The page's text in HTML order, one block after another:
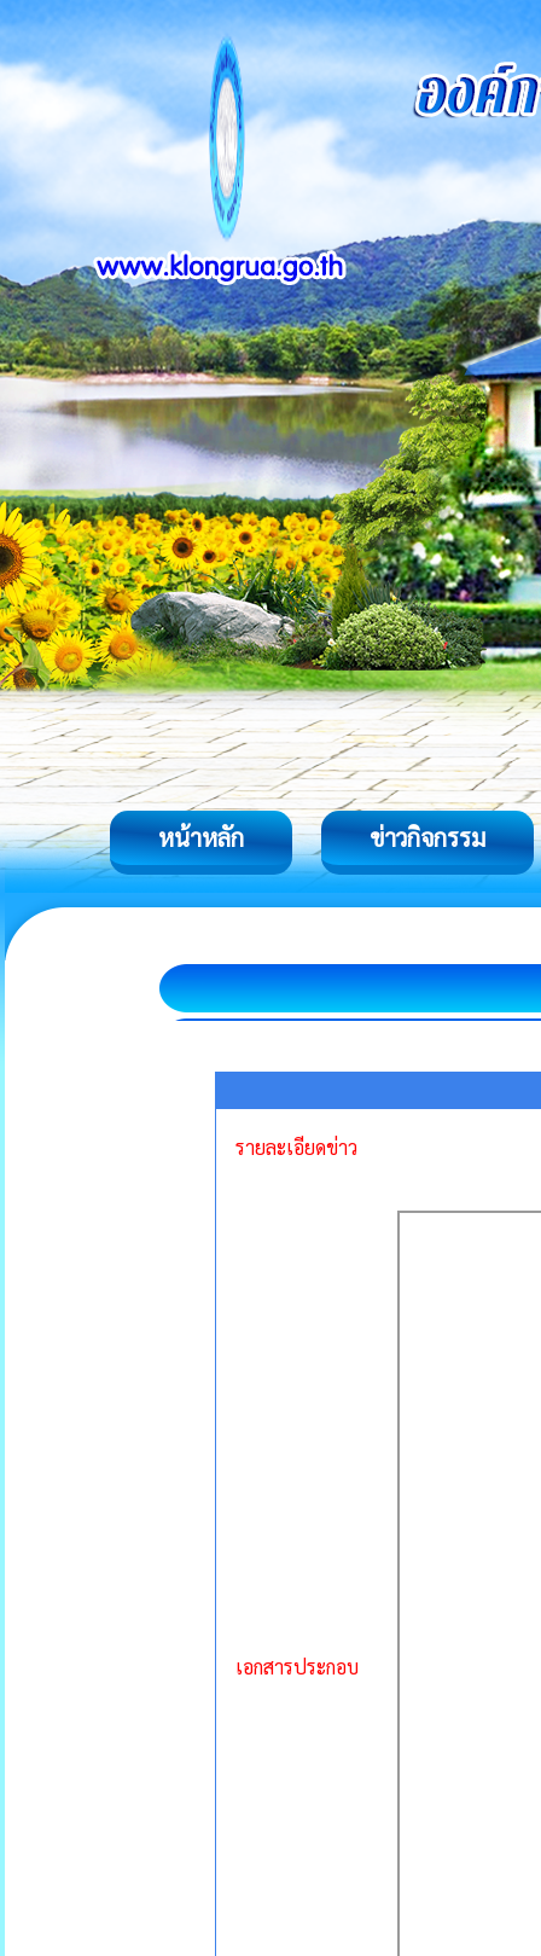
หน้าหลัก ข่าวกิจกรรม
รายละเอียดข่าว
เอกสารประกอบ